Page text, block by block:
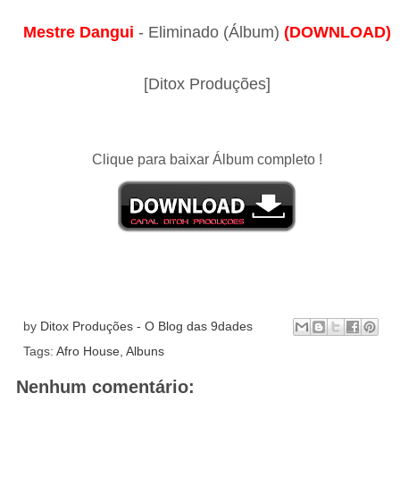
Mestre Dangui - Eliminado (Álbum) (DOWNLOAD)
[Ditox Produções]
Clique para baixar Álbum completo !
by Ditox Produções - O Blog das 9dades
Tags: Afro House, Albuns
Nenhum comentário: